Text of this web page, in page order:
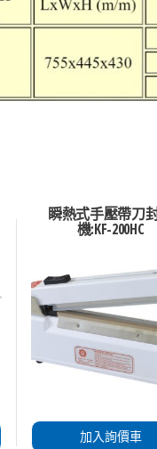
瞬熱式手壓帶刀
機:KF-200HC
加入詢價車